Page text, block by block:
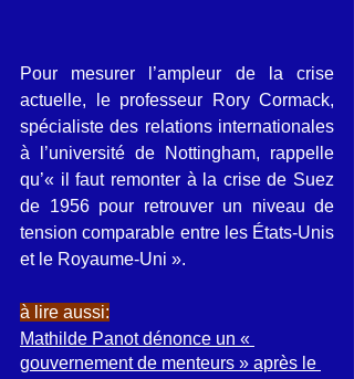
Pour mesurer l’ampleur de la crise
actuelle, le professeur Rory Cormack,
spécialiste des relations internationales
à l’université de Nottingham, rappelle
qu’« il faut remonter à la crise de Suez
de 1956 pour retrouver un niveau de
tension comparable entre les États-Unis
et le Royaume-Uni ».
à lire aussi:
Mathilde Panot dénonce un «
gouvernement de menteurs » après le